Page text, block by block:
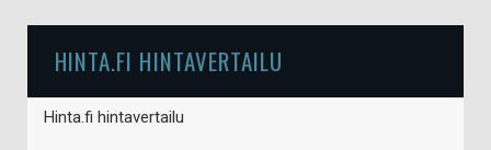
HINTA.FI HINTAVERTAILU
Hinta.fi hintavertailu